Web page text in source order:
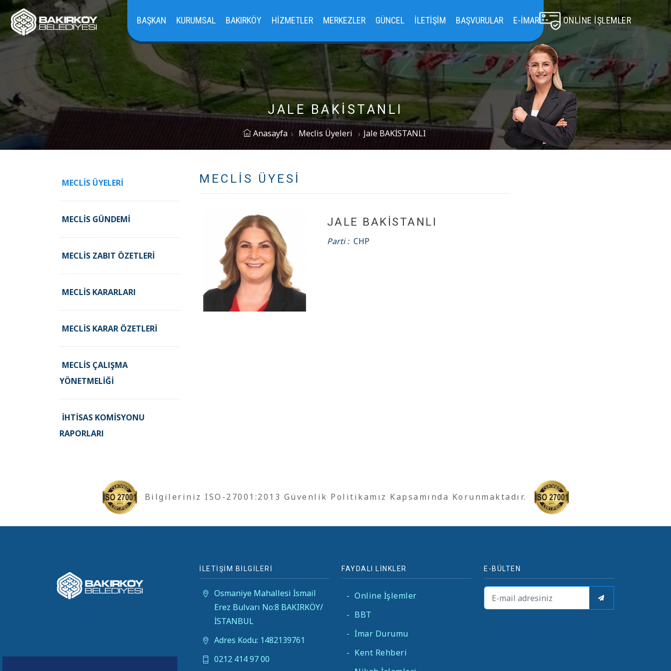
BAŞKAN KURUMSAL BAKIRKÖY HIZMETLER MERKEZLER GÜNCEL İLETIŞIM BAŞVURULAR E-İMAR ONLINE İŞLEMLER
JALE BAKİSTANLI
Anasayfa Meclis Üyeleri Jale BAKİSTANLI
MECLIS ÜYELERI
MECLIS GÜNDEMI
MECLIS ZABIT ÖZETLERI
MECLIS KARARLARI
MECLIS KARAR ÖZETLERI
MECLIS ÇALIŞMA
YÖNETMELIĞI
İHTISAS KOMISYONU
RAPORLARI
MECLIS ÜYESI
JALE BAKİSTANLI
Parti : CHP
Bilgileriniz ISO-27001:2013 Güvenlik Politikamız Kapsamında Korunmaktadır.
İLETİŞİM BİLGİLERİ
Osmaniye Mahallesi İsmail
Erez Bulvarı No:8 BAKIRKÖY/
İSTANBUL
Adres Kodu: 1482139761
0212 414 97 00
FAYDALI LİNKLER
- Online İşlemler
- BBT
- İmar Durumu
- Kent Rehberi
E-BÜLTEN